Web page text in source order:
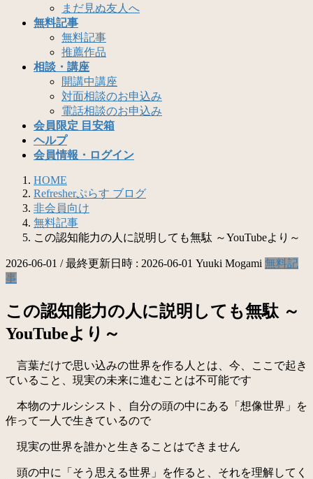
まだ見ぬ友人へ
無料記事
無料記事
推薦作品
相談・講座
開講中講座
対面相談のお申込み
電話相談のお申込み
会員限定 目安箱
ヘルプ
会員情報・ログイン
HOME
Refresherぷらす ブログ
非会員向け
無料記事
この認知能力の人に説明しても無駄 ～YouTubeより～
2026-06-01 / 最終更新日時 : 2026-06-01 Yuuki Mogami 無料記
事
この認知能力の人に説明しても無駄 ～
YouTubeより～
言葉だけで思い込みの世界を作る人とは、今、ここで起き
ていること、現実の未来に進むことは不可能です
本物のナルシシスト、自分の頭の中にある「想像世界」を
作って一人で生きているので
現実の世界を誰かと生きることはできません
頭の中に「そう思える世界」を作ると、それを理解してく